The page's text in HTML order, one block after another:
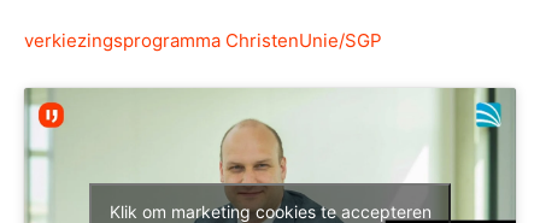
verkiezingsprogramma ChristenUnie/SGP
Klik om marketing cookies te accepteren